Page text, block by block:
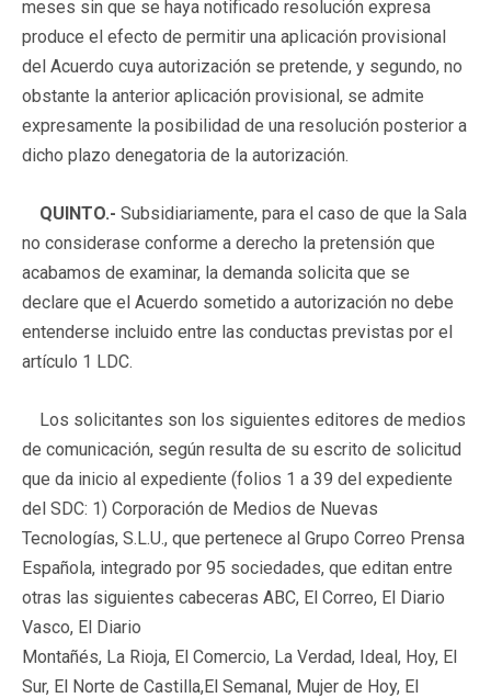
meses sin que se haya notificado resolución expresa
produce el efecto de permitir una aplicación provisional
del Acuerdo cuya autorización se pretende, y segundo, no
obstante la anterior aplicación provisional, se admite
expresamente la posibilidad de una resolución posterior a
dicho plazo denegatoria de la autorización.
QUINTO.- Subsidiariamente, para el caso de que la Sala
no considerase conforme a derecho la pretensión que
acabamos de examinar, la demanda solicita que se
declare que el Acuerdo sometido a autorización no debe
entenderse incluido entre las conductas previstas por el
artículo 1 LDC.
Los solicitantes son los siguientes editores de medios
de comunicación, según resulta de su escrito de solicitud
que da inicio al expediente (folios 1 a 39 del expediente
del SDC: 1) Corporación de Medios de Nuevas
Tecnologías, S.L.U., que pertenece al Grupo Correo Prensa
Española, integrado por 95 sociedades, que editan entre
otras las siguientes cabeceras ABC, El Correo, El Diario
Vasco, El Diario
Montañés, La Rioja, El Comercio, La Verdad, Ideal, Hoy, El
Sur, El Norte de Castilla,El Semanal, Mujer de Hoy, El